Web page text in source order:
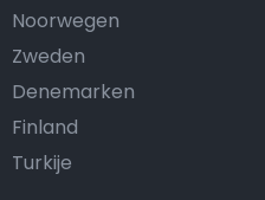
Noorwegen
Zweden
Denemarken
Finland
Turkije